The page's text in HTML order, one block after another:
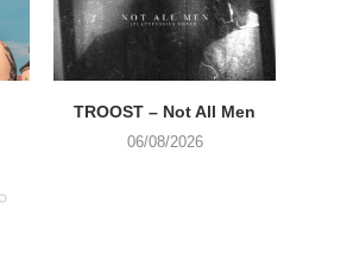
TROOST – Not All Men
06/08/2026